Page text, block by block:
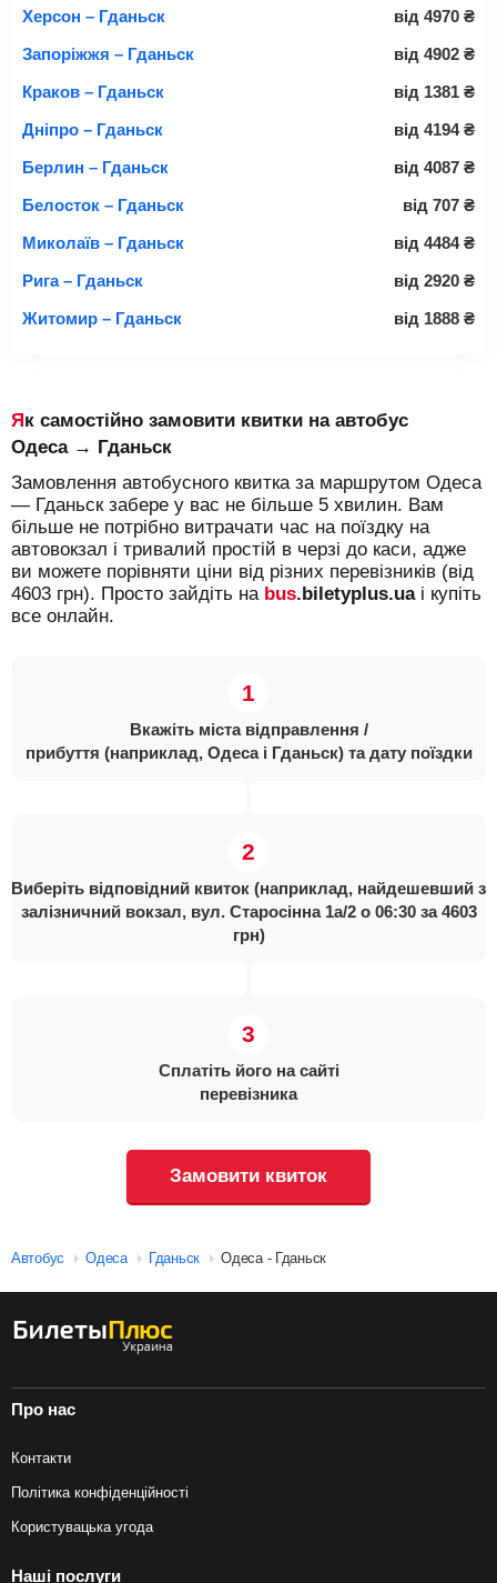
Херсон – Гданьск
від 4970 ₴
Запоріжжя – Гданьск
від 4902 ₴
Краков – Гданьск
від 1381 ₴
Дніпро – Гданьск
від 4194 ₴
Берлин – Гданьск
від 4087 ₴
Белосток – Гданьск
від 707 ₴
Миколаїв – Гданьск
від 4484 ₴
Рига – Гданьск
від 2920 ₴
Житомир – Гданьск
від 1888 ₴
Як самостійно замовити квитки на автобус
Одеса → Гданьск
Замовлення автобусного квитка за маршрутом Одеса
— Гданьск забере у вас не більше 5 хвилин. Вам
більше не потрібно витрачати час на поїздку на
автовокзал і тривалий простій в черзі до каси, адже
ви можете порівняти ціни від різних перевізників (від
4603 грн). Просто зайдіть на bus.biletyplus.uaі купіть
все онлайн.
Вкажіть міста відправлення /
прибуття (наприклад, Одеса і Гданьск) та дату поїздки
Виберіть відповідний квиток (наприклад, найдешевший з
залізничний вокзал, вул. Старосінна 1а/2 о 06:30 за 4603
грн)
Сплатіть його на сайті
перевізника
Замовити квиток
Автобус Одеса Гданьск Одеса - Гданьск
Про нас
Контакти
Політика конфіденційності
Користувацька угода
Наші послуги